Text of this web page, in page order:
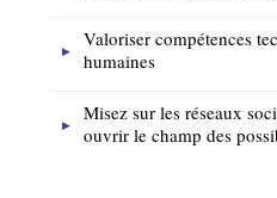
Valoriser compétences
humaines
Misez sur les réseaux
ouvrir le champ des